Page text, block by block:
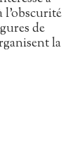
l’obscurité
de
la